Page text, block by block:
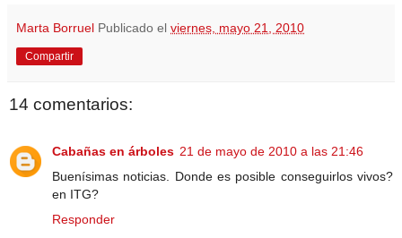
Marta Borruel Publicado el viernes, mayo 21, 2010
Compartir
14 comentarios:
Cabañas en árboles 21 de mayo de 2010 a las 21:46
Buenísimas noticias. Donde es posible conseguirlos vivos?
en ITG?
Responder